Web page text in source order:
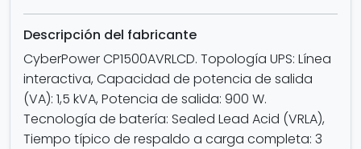
Descripción del fabricante
CyberPower CP1500AVRLCD. Topología UPS: Línea
interactiva, Capacidad de potencia de salida
(VA): 1,5 kVA, Potencia de salida: 900 W.
Tecnología de batería: Sealed Lead Acid (VRLA),
Tiempo típico de respaldo a carga completa: 3